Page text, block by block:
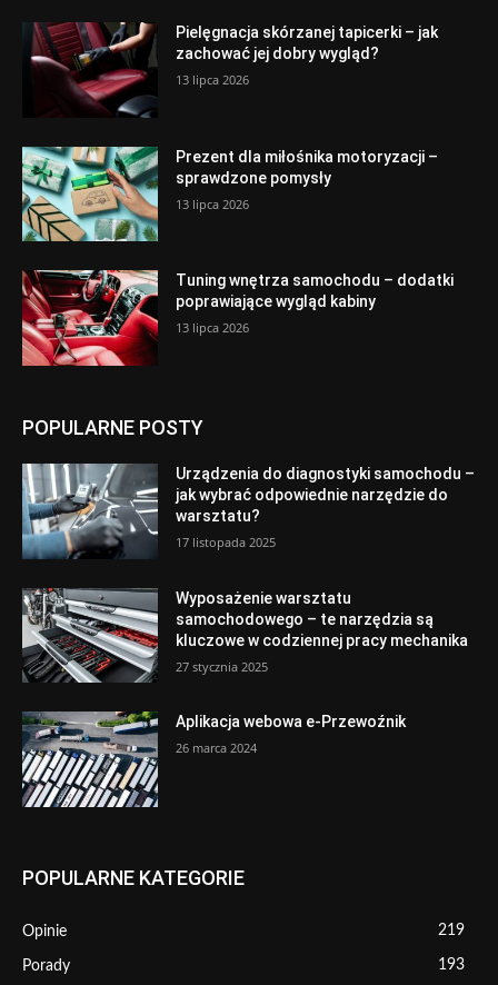
Pielęgnacja skórzanej tapicerki – jak
zachować jej dobry wygląd?
13 lipca 2026
Prezent dla miłośnika motoryzacji –
sprawdzone pomysły
13 lipca 2026
Tuning wnętrza samochodu – dodatki
poprawiające wygląd kabiny
13 lipca 2026
POPULARNE POSTY
Urządzenia do diagnostyki samochodu –
jak wybrać odpowiednie narzędzie do
warsztatu?
17 listopada 2025
Wyposażenie warsztatu
samochodowego – te narzędzia są
kluczowe w codziennej pracy mechanika
27 stycznia 2025
Aplikacja webowa e-Przewoźnik
26 marca 2024
POPULARNE KATEGORIE
Opinie 219
Porady 193